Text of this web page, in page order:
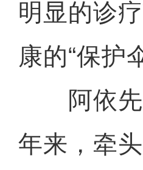
明显的诊
康的“保护
阿依先
年来，牵